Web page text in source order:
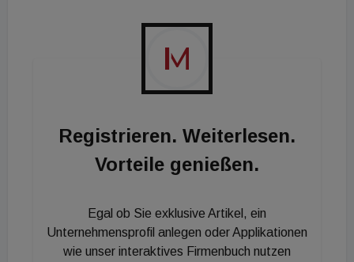
Basis transparent zu machen.
Registrieren. Weiterlesen.
Vorteile genießen.
Egal ob Sie exklusive Artikel, ein
Unternehmensprofil anlegen oder Applikationen
wie unser interaktives Firmenbuch nutzen